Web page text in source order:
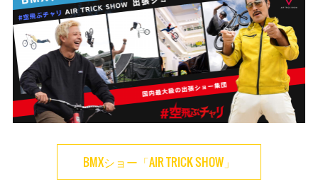
BMXショー「AIR TRICK SHOW」